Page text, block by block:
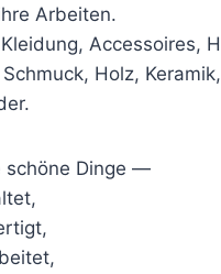
Arbeiten.
Accessoires,
Holz,
schöne Dinge —